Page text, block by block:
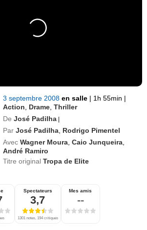
3 septembre 2008en salle | 1h 55min |
Action
Drame ,Thriller
De José Padilha |
Par José Padilha Rodrigo Pimentel
Avec Wagner Moura ,Caio Junqueira
André Ramiro
Titre originalTropa de Elite
Spectateurs
3,7
1301 notes, 194 critiques
Mes amis
--